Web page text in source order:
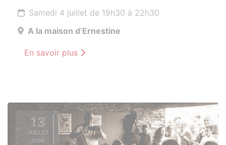
Samedi 4 juillet de 19h30 à 22h30
A la maison d’Ernestine
En savoir plus
13
JUILLET
2026